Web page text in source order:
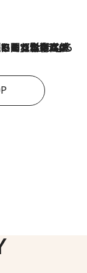
いつまで続く？《エネルギー専門家に聞く“どうなる日本の暮らし”》